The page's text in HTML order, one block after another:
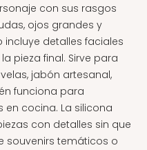
con sus rasgos
ojos grandes y
incluye detalles faciales
pieza final. Sirve para
jabón artesanal,
funciona para
cocina. La silicona
con detalles sin que
souvenirs temáticos o